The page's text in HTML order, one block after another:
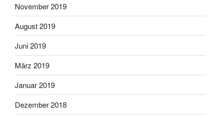
November 2019
August 2019
Juni 2019
März 2019
Januar 2019
Dezember 2018